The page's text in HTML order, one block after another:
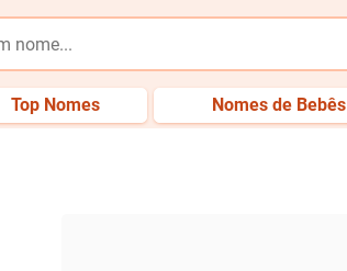
Top Nomes Nomes de Bebês